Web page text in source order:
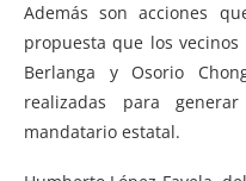
Además son acciones
propuesta que los
Berlanga y Osorio
realizadas para
mandatario estatal.